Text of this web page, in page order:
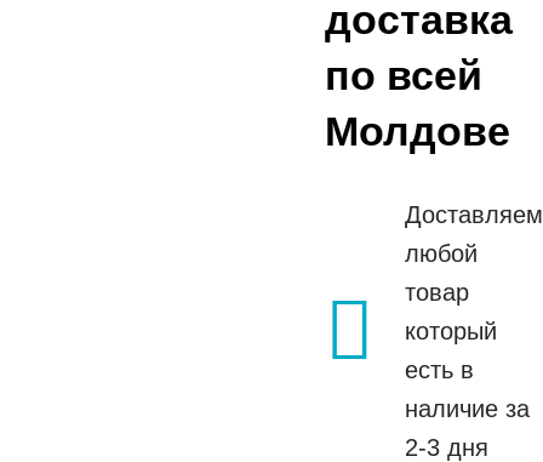
доставка
по всей
Молдове
Доставляем
любой
товар
который
есть в
наличие за
2-3 дня